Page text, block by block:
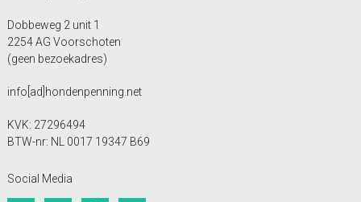
Dobbeweg 2 unit 1
2254 AG Voorschoten
(geen bezoekadres)
info[ad]hondenpenning.net
KVK: 27296494
BTW-nr: NL 0017 19347 B69
Social Media